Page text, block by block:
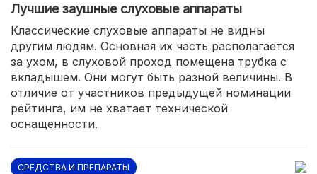
Лучшие заушные слуховые аппараты
Классические слуховые аппараты не видны
другим людям. Основная их часть располагается
за ухом, в слуховой проход помещена трубка с
вкладышем. Они могут быть разной величины. В
отличие от участников предыдущей номинации
рейтинга, им не хватает технической
оснащенности.
СРЕДСТВА И ПРЕПАРАТЫ